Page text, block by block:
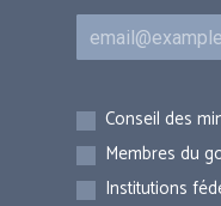
Courriel
Inscriptions
Conseil des
Membres du
Institutions